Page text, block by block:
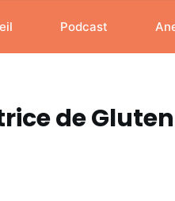
Podcast
de